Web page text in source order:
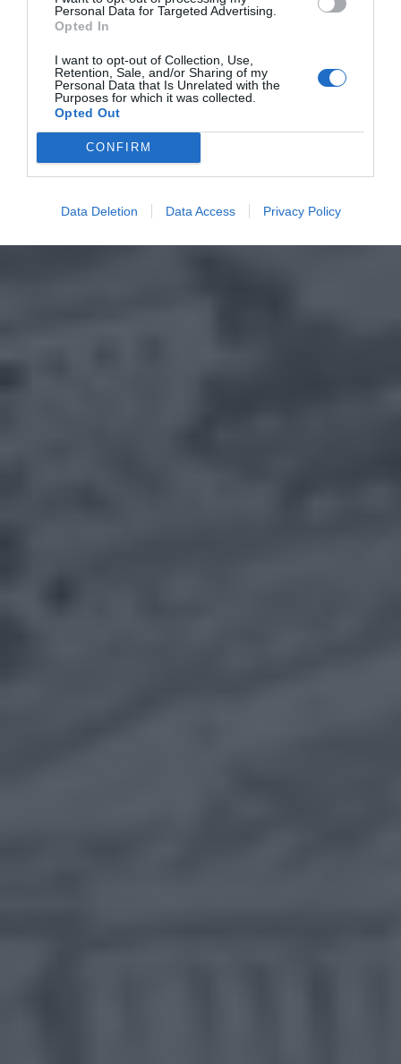
Personal Data for Targeted Advertising.
Opted In
I want to opt-out of Collection, Use,
Retention, Sale, and/or Sharing of my
Personal Data that Is Unrelated with the
Purposes for which it was collected.
Opted Out
CONFIRM
Data Deletion Data Access Privacy Policy